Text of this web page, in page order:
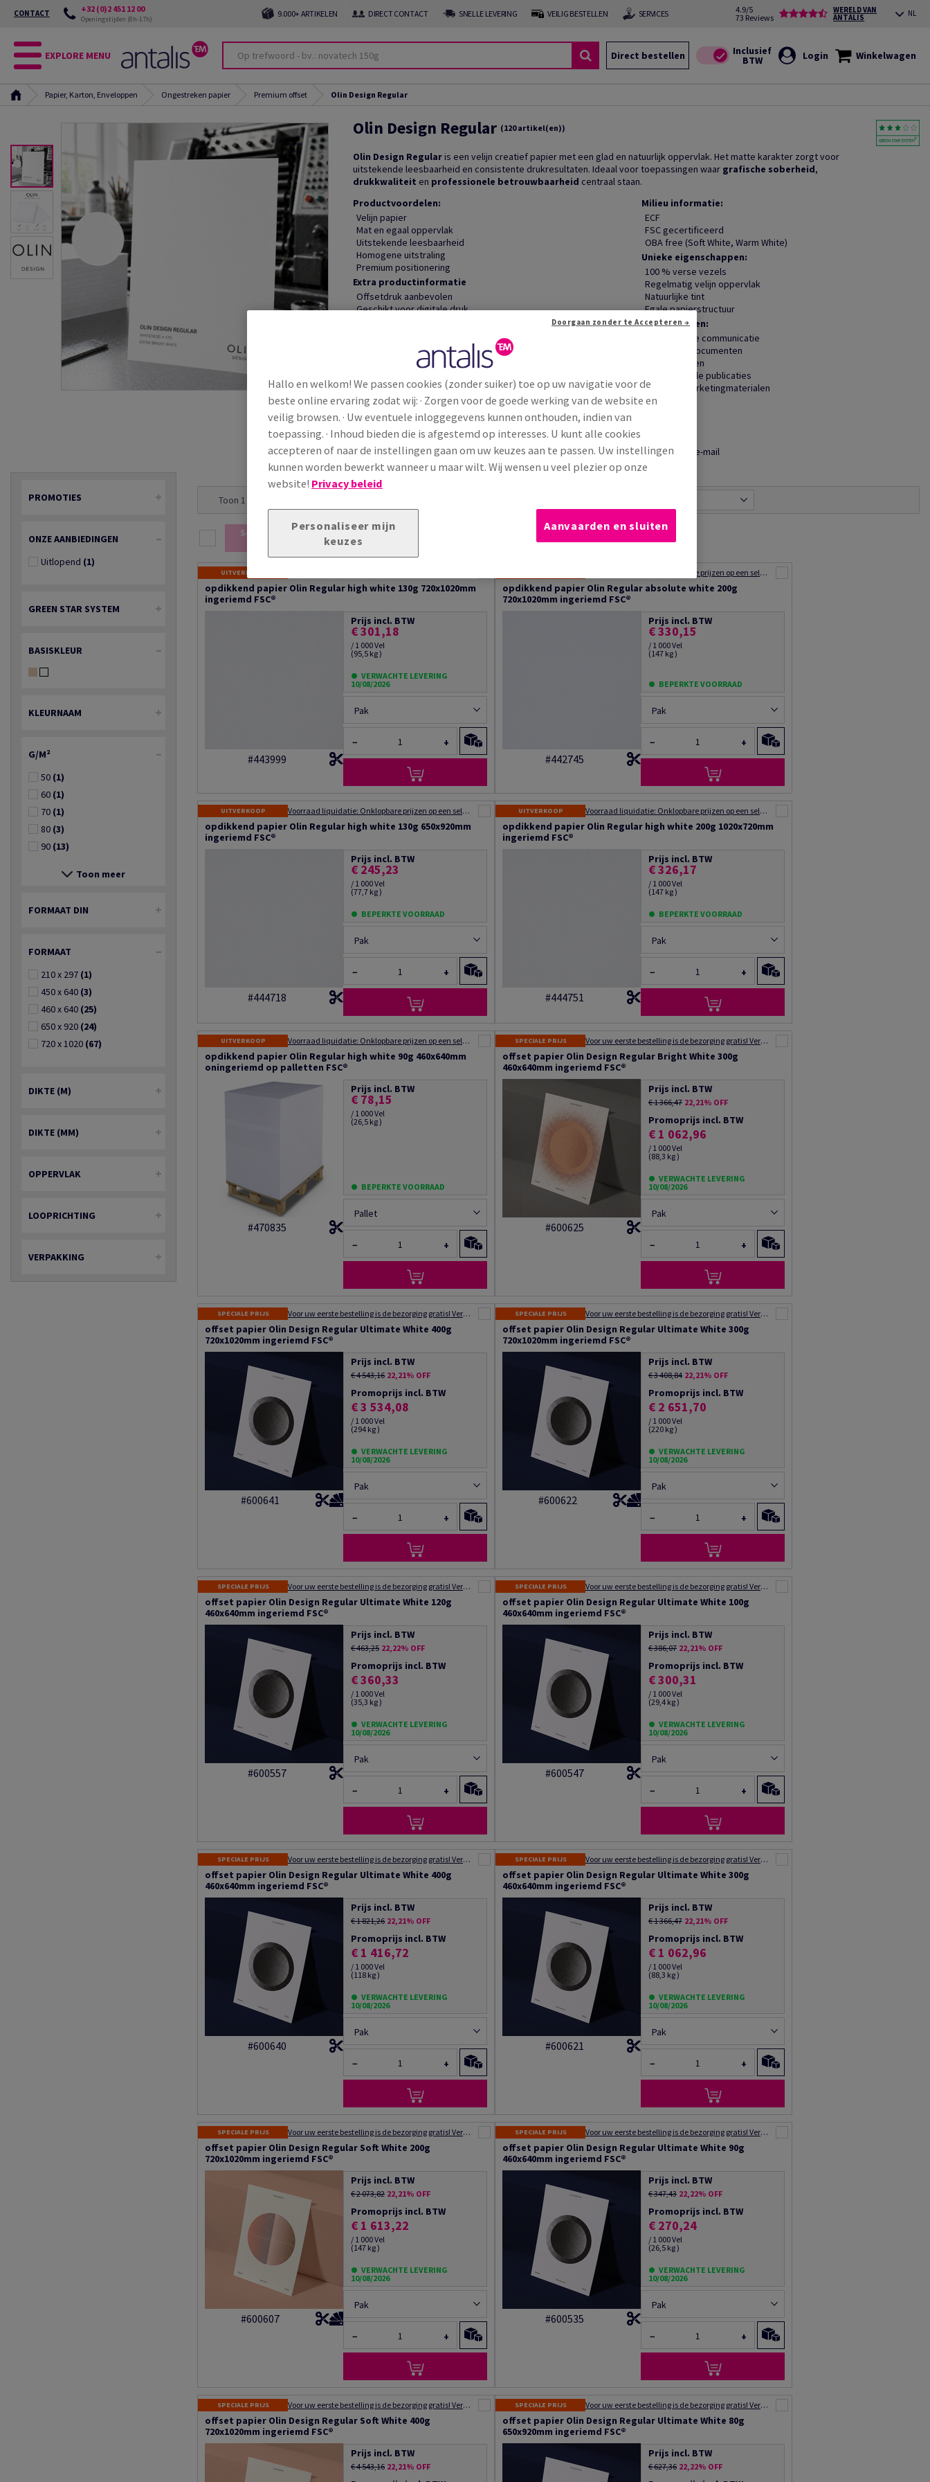
CONTACT +32 (0)2 451 12 00
Openingstijden (8h-17h) 9.000+ ARTIKELEN DIRECT CONTACT SNELLE LEVERING VEILIG BESTELLEN SERVICES
4.9/5
73 Reviews
WERELD VAN
ANTALIS NL
EXPLORE MENU Direct bestellen Login Winkelwagen
Papier, Karton, Enveloppen Ongestreken papier Premium offset Olin Design Regular
Olin Design Regular (120 artikel(en))
Olin Design Regularis een velijn creatief papier met een glad en natuurlijk oppervlak. Het matte karakter zorgt voor
uitstekende leesbaarheid en consistente drukresultaten. Ideaal voor toepassingen waar grafische soberheid,
drukkwaliteit en professionele betrouwbaarheid centraal staan.
Productvoordelen:
Velijn papier
Mat en egaal oppervlak
Uitstekende leesbaarheid
Homogene uitstraling
Premium positionering
Extra productinformatie
Offsetdruk aanbevolen
Geschikt voor digitale druk
Hoge dimensionale stabiliteit
ISO 14001 conform
ISO 9001 conform
ECF-geproduceerd
REACH-conform
Milieu informatie:
ECF
FSC gecertificeerd
OBA free (Soft White, Warm White)
Unieke eigenschappen:
100 % verse vezels
Regelmatig velijn oppervlak
Natuurlijke tint
Egale papierstructuur
Toepassingen:
Institutionele communicatie
Corporate documenten
Jaarverslagen
Professionele publicaties
Elegante marketingmaterialen
Extra productinformatie Delen via e-mail
PROMOTIES
ONZE AANBIEDINGEN
Uitlopend (1)
GREEN STAR SYSTEM
BASISKLEUR
KLEURNAAM
G/M²
50 (1)
60 (1)
70 (1)
80 (3)
90 (13)
Toon meer
FORMAAT DIN
FORMAAT
210 x 297 (1)
450 x 640 (3)
460 x 640 (25)
650 x 920 (24)
720 x 1020 (67)
DIKTE (Μ)
DIKTE (MM)
OPPERVLAK
LOOPRICHTING
VERPAKKING
Toon 1 - 20 resultaten van 120
Selectie toevoegen aan
UITVERKOOP
opdikkend papier Olin Regular high white 130g 720x1020mm
ingeriemd FSC®
#443999
Prijs incl. BTW
€ 301,18
/ 1 000 Vel
(95,5 kg )
VERWACHTE LEVERING
10/08/2026
Pak
− +
Voorraad liquidatie: Onklopbare prijzen op een selectie van producten
opdikkend papier Olin Regular absolute white 200g
720x1020mm ingeriemd FSC®
#442745
Prijs incl. BTW
€ 330,15
/ 1 000 Vel
(147 kg )
BEPERKTE VOORRAAD
Pak
− +
UITVERKOOP Voorraad liquidatie: Onklopbare prijzen op een selectie van producten
opdikkend papier Olin Regular high white 130g 650x920mm
ingeriemd FSC®
#444718
Prijs incl. BTW
€ 245,23
/ 1 000 Vel
(77,7 kg )
BEPERKTE VOORRAAD
Pak
− +
UITVERKOOP Voorraad liquidatie: Onklopbare prijzen op een selectie van producten
opdikkend papier Olin Regular high white 200g 1020x720mm
ingeriemd FSC®
#444751
Prijs incl. BTW
€ 326,17
/ 1 000 Vel
(147 kg )
BEPERKTE VOORRAAD
Pak
− +
UITVERKOOP Voorraad liquidatie: Onklopbare prijzen op een selectie van producten
opdikkend papier Olin Regular high white 90g 460x640mm
oningeriemd op palletten FSC®
#470835
Prijs incl. BTW
€ 78,15
/ 1 000 Vel
(26,5 kg )
BEPERKTE VOORRAAD
Pallet
− +
SPECIALE PRIJS Voor uw eerste bestelling is de bezorging gratis! Verzending binnen 48 tot 72 uur!
offset papier Olin Design Regular Bright White 300g
460x640mm ingeriemd FSC®
#600625
Prijs incl. BTW
€ 1 366,47 22,21% OFF
Promoprijs incl. BTW
€ 1 062,96
/ 1 000 Vel
(88,3 kg )
VERWACHTE LEVERING
10/08/2026
Pak
− +
SPECIALE PRIJS Voor uw eerste bestelling is de bezorging gratis! Verzending binnen 48 tot 72 uur!
offset papier Olin Design Regular Ultimate White 400g
720x1020mm ingeriemd FSC®
#600641
Prijs incl. BTW
€ 4 543,16 22,21% OFF
Promoprijs incl. BTW
€ 3 534,08
/ 1 000 Vel
(294 kg )
VERWACHTE LEVERING
10/08/2026
Pak
− +
SPECIALE PRIJS Voor uw eerste bestelling is de bezorging gratis! Verzending binnen 48 tot 72 uur!
offset papier Olin Design Regular Ultimate White 300g
720x1020mm ingeriemd FSC®
#600622
Prijs incl. BTW
€ 3 408,84 22,21% OFF
Promoprijs incl. BTW
€ 2 651,70
/ 1 000 Vel
(220 kg )
VERWACHTE LEVERING
10/08/2026
Pak
− +
SPECIALE PRIJS Voor uw eerste bestelling is de bezorging gratis! Verzending binnen 48 tot 72 uur!
offset papier Olin Design Regular Ultimate White 120g
460x640mm ingeriemd FSC®
#600557
Prijs incl. BTW
€ 463,25 22,22% OFF
Promoprijs incl. BTW
€ 360,33
/ 1 000 Vel
(35,3 kg )
VERWACHTE LEVERING
10/08/2026
Pak
− +
SPECIALE PRIJS Voor uw eerste bestelling is de bezorging gratis! Verzending binnen 48 tot 72 uur!
offset papier Olin Design Regular Ultimate White 100g
460x640mm ingeriemd FSC®
#600547
Prijs incl. BTW
€ 386,07 22,21% OFF
Promoprijs incl. BTW
€ 300,31
/ 1 000 Vel
(29,4 kg )
VERWACHTE LEVERING
10/08/2026
Pak
− +
SPECIALE PRIJS Voor uw eerste bestelling is de bezorging gratis! Verzending binnen 48 tot 72 uur!
offset papier Olin Design Regular Ultimate White 400g
460x640mm ingeriemd FSC®
#600640
Prijs incl. BTW
€ 1 821,26 22,21% OFF
Promoprijs incl. BTW
€ 1 416,72
/ 1 000 Vel
(118 kg )
VERWACHTE LEVERING
10/08/2026
Pak
− +
SPECIALE PRIJS Voor uw eerste bestelling is de bezorging gratis! Verzending binnen 48 tot 72 uur!
offset papier Olin Design Regular Ultimate White 300g
460x640mm ingeriemd FSC®
#600621
Prijs incl. BTW
€ 1 366,47 22,21% OFF
Promoprijs incl. BTW
€ 1 062,96
/ 1 000 Vel
(88,3 kg )
VERWACHTE LEVERING
10/08/2026
Pak
− +
SPECIALE PRIJS Voor uw eerste bestelling is de bezorging gratis! Verzending binnen 48 tot 72 uur!
offset papier Olin Design Regular Soft White 200g
720x1020mm ingeriemd FSC®
#600607
Prijs incl. BTW
€ 2 073,82 22,21% OFF
Promoprijs incl. BTW
€ 1 613,22
/ 1 000 Vel
(147 kg )
VERWACHTE LEVERING
10/08/2026
Pak
− +
SPECIALE PRIJS Voor uw eerste bestelling is de bezorging gratis! Verzending binnen 48 tot 72 uur!
offset papier Olin Design Regular Ultimate White 90g
460x640mm ingeriemd FSC®
#600535
Prijs incl. BTW
€ 347,43 22,22% OFF
Promoprijs incl. BTW
€ 270,24
/ 1 000 Vel
(26,5 kg )
VERWACHTE LEVERING
10/08/2026
Pak
− +
SPECIALE PRIJS Voor uw eerste bestelling is de bezorging gratis! Verzending binnen 48 tot 72 uur!
offset papier Olin Design Regular Soft White 400g
720x1020mm ingeriemd FSC®
Prijs incl. BTW
€ 4 543,16 22,21% OFF
SPECIALE PRIJS Voor uw eerste bestelling is de bezorging gratis! Verzending binnen 48 tot 72 uur!
offset papier Olin Design Regular Ultimate White 80g
650x920mm ingeriemd FSC®
Prijs incl. BTW
€ 627,36 22,22% OFF
Hallo en welkom! We passen cookies (zonder suiker) toe op uw navigatie voor de
beste online ervaring zodat wij: · Zorgen voor de goede werking van de website en
veilig browsen. · Uw eventuele inloggegevens kunnen onthouden, indien van
toepassing. · Inhoud bieden die is afgestemd op interesses. U kunt alle cookies
accepteren of naar de instellingen gaan om uw keuzes aan te passen. Uw instellingen
kunnen worden bewerkt wanneer u maar wilt. Wij wensen u veel plezier op onze
website! Privacy beleid
Personaliseer mijn
keuzes
Doorgaan zonder te Accepteren →
Aanvaarden en sluiten